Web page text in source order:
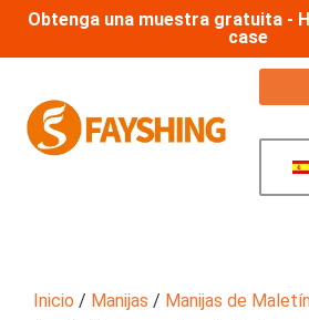
Obtenga una muestra gratuita -
case
Inicio / Manijas / Manijas de